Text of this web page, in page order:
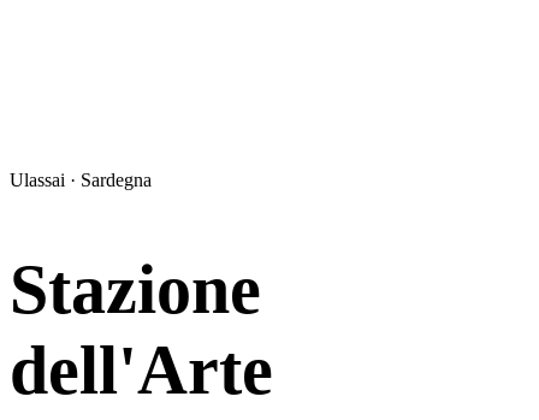
Ulassai · Sardegna
Stazione
dell'Arte